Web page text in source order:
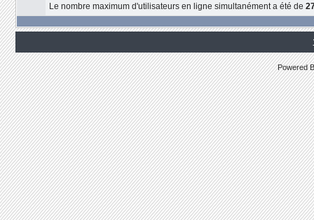
Le nombre maximum d'utilisateurs en ligne simultanément a été de
Powered